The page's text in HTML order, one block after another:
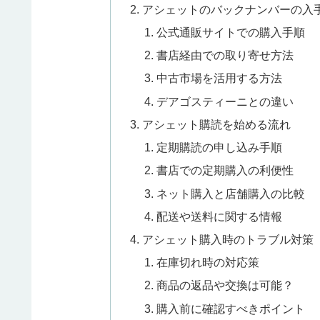
アシェットのバックナンバーの入
公式通販サイトでの購入手順
書店経由での取り寄せ方法
中古市場を活用する方法
デアゴスティーニとの違い
アシェット購読を始める流れ
定期購読の申し込み手順
書店での定期購入の利便性
ネット購入と店舗購入の比較
配送や送料に関する情報
アシェット購入時のトラブル対策
在庫切れ時の対応策
商品の返品や交換は可能？
購入前に確認すべきポイント